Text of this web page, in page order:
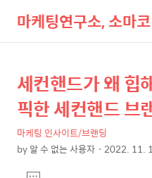
마케팅연구소, 소마코
상
세
텐
본
문
제
목
세컨핸드가 왜
픽한 세컨핸드 브
마케팅 인사이트/브랜딩
by알 수 없는 사용자 2022. 11.
댓